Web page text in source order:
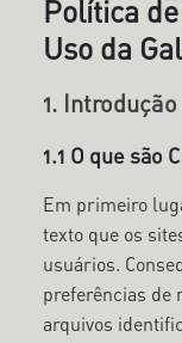
Política
Uso da
1.
1.1 O que são
Em primeiro
texto que os
usuários.
preferências de
arquivos